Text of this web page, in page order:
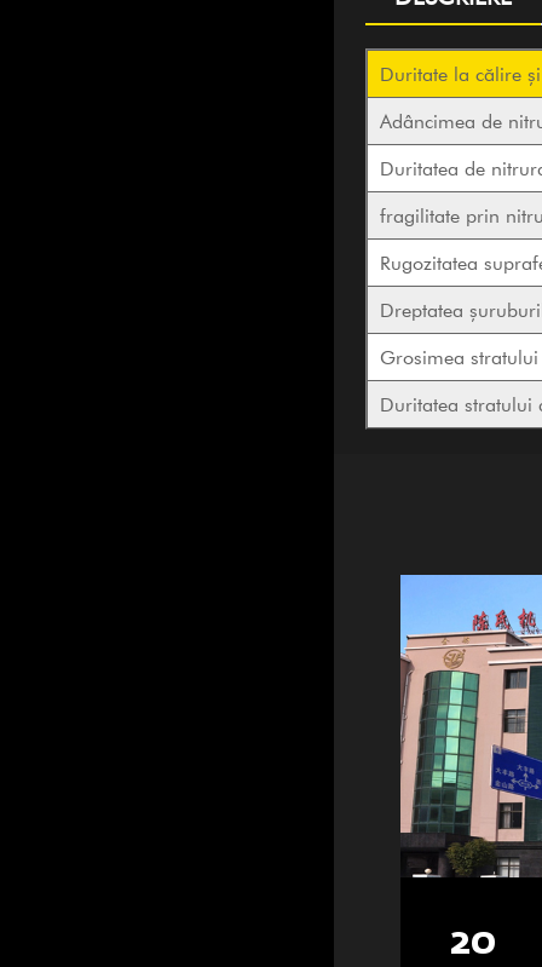
Duritate la călire
Adâncimea de
Duritatea de
fragilitate prin
Rugozitatea
Dreptatea
Grosimea
Duritatea stratului
36000